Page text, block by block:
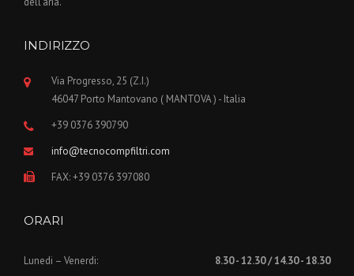
INDIRIZZO
Via Progresso, 25 (Z.I.)
46047 Porto Mantovano ( MANTOVA ) - Italia
+39 0376 390790
info@tecnocompfiltri.com
FAX: +39 0376 397080
ORARI
Lunedi – Venerdi: 8.30 - 12.30 / 14.30 - 18.30